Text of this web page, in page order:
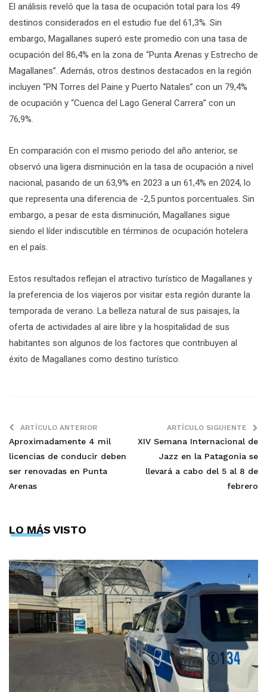
El análisis reveló que la tasa de ocupación total para los 49
destinos considerados en el estudio fue del 61,3%. Sin
embargo, Magallanes superó este promedio con una tasa de
ocupación del 86,4% en la zona de “Punta Arenas y Estrecho de
Magallanes”. Además, otros destinos destacados en la región
incluyen “PN Torres del Paine y Puerto Natales” con un 79,4%
de ocupación y “Cuenca del Lago General Carrera” con un
76,9%.
En comparación con el mismo periodo del año anterior, se
observó una ligera disminución en la tasa de ocupación a nivel
nacional, pasando de un 63,9% en 2023 a un 61,4% en 2024, lo
que representa una diferencia de -2,5 puntos porcentuales. Sin
embargo, a pesar de esta disminución, Magallanes sigue
siendo el líder indiscutible en términos de ocupación hotelera
en el país.
Estos resultados reflejan el atractivo turístico de Magallanes y
la preferencia de los viajeros por visitar esta región durante la
temporada de verano. La belleza natural de sus paisajes, la
oferta de actividades al aire libre y la hospitalidad de sus
habitantes son algunos de los factores que contribuyen al
éxito de Magallanes como destino turístico.
ARTÍCULO ANTERIOR
Aproximadamente 4 mil
licencias de conducir deben
ser renovadas en Punta
Arenas
ARTÍCULO SIGUIENTE
XIV Semana Internacional de
Jazz en la Patagonia se
llevará a cabo del 5 al 8 de
febrero
LO MÁS VISTO